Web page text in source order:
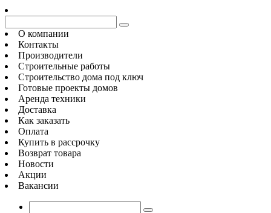
О компании
Контакты
Производители
Строительные работы
Строительство дома под ключ
Готовые проекты домов
Аренда техники
Доставка
Как заказать
Оплата
Купить в рассрочку
Возврат товара
Новости
Акции
Вакансии